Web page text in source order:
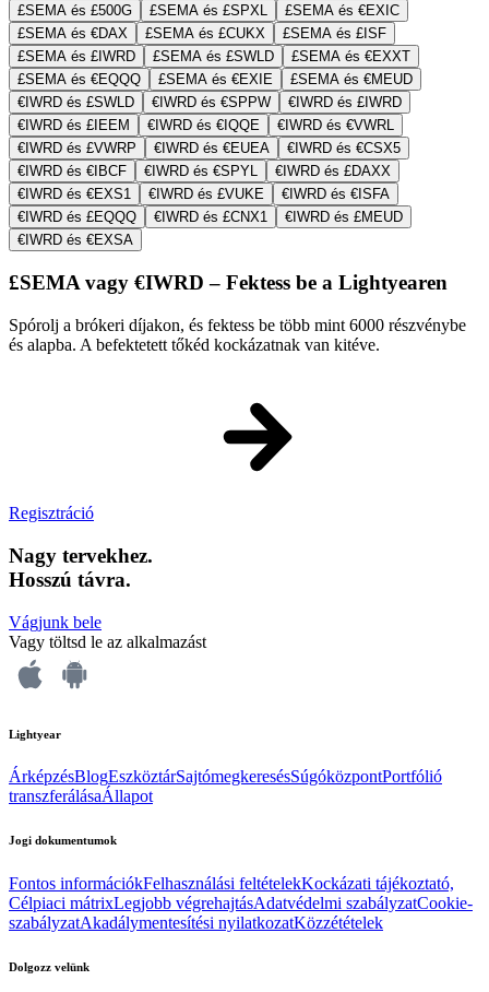
£SEMA és £500G
£SEMA és £SPXL
£SEMA és €EXIC
£SEMA és €DAX
£SEMA és £CUKX
£SEMA és £ISF
£SEMA és £IWRD
£SEMA és £SWLD
£SEMA és €EXXT
£SEMA és €EQQQ
£SEMA és €EXIE
£SEMA és €MEUD
€IWRD és £SWLD
€IWRD és €SPPW
€IWRD és £IWRD
€IWRD és £IEEM
€IWRD és €IQQE
€IWRD és €VWRL
€IWRD és £VWRP
€IWRD és €EUEA
€IWRD és €CSX5
€IWRD és €IBCF
€IWRD és €SPYL
€IWRD és £DAXX
€IWRD és €EXS1
€IWRD és £VUKE
€IWRD és €ISFA
€IWRD és £EQQQ
€IWRD és £CNX1
€IWRD és £MEUD
€IWRD és €EXSA
£SEMA vagy €IWRD – Fektess be a Lightyearen
Spórolj a brókeri díjakon, és fektess be több mint 6000 részvénybe
és alapba. A befektetett tőkéd kockázatnak van kitéve.
Regisztráció
Nagy tervekhez.
Hosszú távra.
Vágjunk bele
Vagy töltsd le az alkalmazást
Lightyear
ÁrképzésBlogEszköztárSajtómegkeresésSúgóközpontPortfólió
transzferálásaÁllapot
Jogi dokumentumok
Fontos információkFelhasználási feltételekKockázati tájékoztató,
Célpiaci mátrixLegjobb végrehajtásAdatvédelmi szabályzatCookie-
szabályzatAkadálymentesítési nyilatkozatKözzétételek
Dolgozz velünk